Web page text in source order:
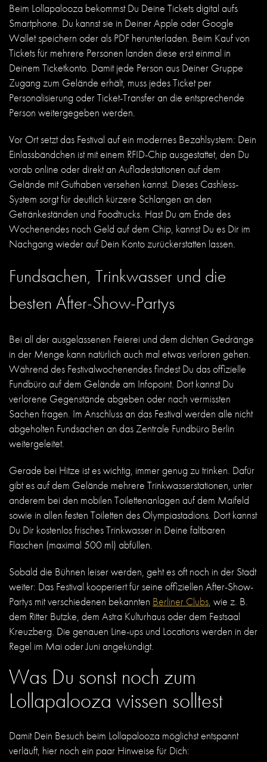
Beim Lollapalooza bekommst Du Deine Tickets digital aufs
Smartphone. Du kannst sie in Deiner Apple oder Google
Wallet speichern oder als PDF herunterladen. Beim Kauf von
Tickets für mehrere Personen landen diese erst einmal in
Deinem Ticketkonto. Damit jede Person aus Deiner Gruppe
Zugang zum Gelände erhält, muss jedes Ticket per
Personalisierung oder Ticket-Transfer an die entsprechende
Person weitergegeben werden.
Vor Ort setzt das Festival auf ein modernes Bezahlsystem: Dein
Einlassbändchen ist mit einem RFID-Chip ausgestattet, den Du
vorab online oder direkt an Aufladestationen auf dem
Gelände mit Guthaben versehen kannst. Dieses Cashless-
System sorgt für deutlich kürzere Schlangen an den
Getränkeständen und Foodtrucks. Hast Du am Ende des
Wochenendes noch Geld auf dem Chip, kannst Du es Dir im
Nachgang wieder auf Dein Konto zurückerstatten lassen.
Fundsachen, Trinkwasser und die
besten After-Show-Partys
Bei all der ausgelassenen Feierei und dem dichten Gedränge
in der Menge kann natürlich auch mal etwas verloren gehen.
Während des Festivalwochenendes findest Du das offizielle
Fundbüro auf dem Gelände am Infopoint. Dort kannst Du
verlorene Gegenstände abgeben oder nach vermissten
Sachen fragen. Im Anschluss an das Festival werden alle nicht
abgeholten Fundsachen an das Zentrale Fundbüro Berlin
weitergeleitet.
Gerade bei Hitze ist es wichtig, immer genug zu trinken. Dafür
gibt es auf dem Gelände mehrere Trinkwasserstationen, unter
anderem bei den mobilen Toilettenanlagen auf dem Maifeld
sowie in allen festen Toiletten des Olympiastadions. Dort kannst
Du Dir kostenlos frisches Trinkwasser in Deine faltbaren
Flaschen (maximal 500 ml) abfüllen.
Sobald die Bühnen leiser werden, geht es oft noch in der Stadt
weiter: Das Festival kooperiert für seine offiziellen After-Show-
Partys mit verschiedenen bekannten Berliner Clubs, wie z. B.
dem Ritter Butzke, dem Astra Kulturhaus oder dem Festsaal
Kreuzberg. Die genauen Line-ups und Locations werden in der
Regel im Mai oder Juni angekündigt.
Was Du sonst noch zum
Lollapalooza wissen solltest
Damit Dein Besuch beim Lollapalooza möglichst entspannt
verläuft, hier noch ein paar Hinweise für Dich: